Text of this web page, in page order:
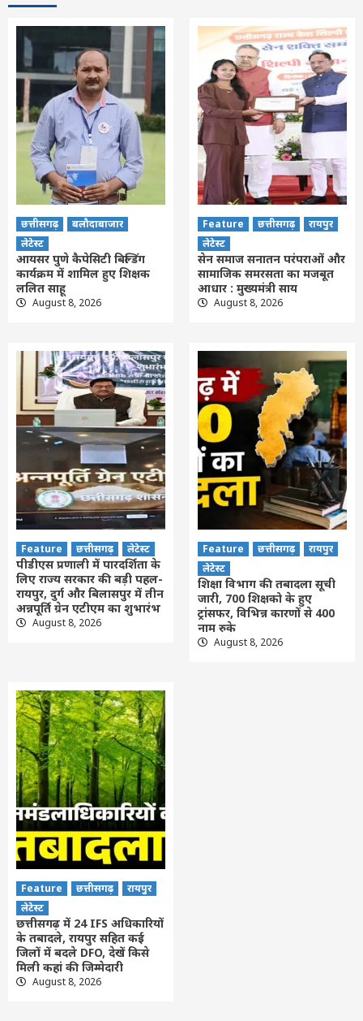
छत्तीसगढ़
बलौदाबाजार
लेटेस्ट
आयसर पुणे कैपेसिटी बिल्डिंग
कार्यक्रम में शामिल हुए शिक्षक
ललित साहू
August 8, 2026
Feature छत्तीसगढ़
रायपुर
लेटेस्ट
सेन समाज सनातन परंपराओं और
सामाजिक समरसता का मजबूत
आधार : मुख्यमंत्री साय
August 8, 2026
Feature छत्तीसगढ़ लेटेस्ट
पीडीएस प्रणाली में पारदर्शिता के
लिए राज्य सरकार की बड़ी पहल-
रायपुर, दुर्ग और बिलासपुर में तीन
अन्नपूर्ति ग्रेन एटीएम का शुभारंभ
August 8, 2026
Feature छत्तीसगढ़
रायपुर
लेटेस्ट
शिक्षा विभाग की तबादला सूची
जारी, 700 शिक्षको के हुए
ट्रांसफर, विभिन्न कारणों से 400
नाम रुके
August 8, 2026
Feature छत्तीसगढ़
रायपुर
लेटेस्ट
छत्तीसगढ़ में 24 IFS अधिकारियों
के तबादले, रायपुर सहित कई
जिलों में बदले DFO, देखें किसे
मिली कहां की जिम्मेदारी
August 8, 2026